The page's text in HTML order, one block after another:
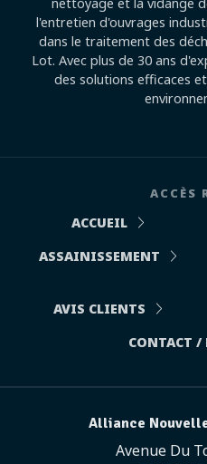
l'entretien d'ouvrages
dans le traitement des
Lot. Avec plus de 30 ans
des solutions efficaces
ACCÈS
ACCUEIL
ASSAINISSEMENT
AVIS CLIENTS
CONTACT /
Alliance
Avenue Du